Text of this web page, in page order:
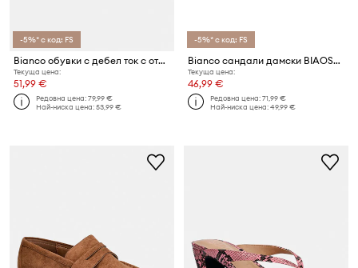
-5%* с код: FS
Bianco обувки с дебел ток с отворена пета BIAMARALYN
Текуща цена:
51,99 €
Редовна цена:79,99 €
Най-ниска цена:53,99 €
-5%* с код: FS
Bianco сандали дамски BIAOSLO
Текуща цена:
46,99 €
Редовна цена:71,99 €
Най-ниска цена:49,99 €